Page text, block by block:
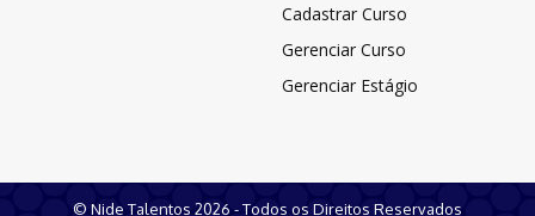
Cadastrar Curso
Gerenciar Curso
Gerenciar Estágio
© Nide Talentos 2026 - Todos os Direitos Reservados